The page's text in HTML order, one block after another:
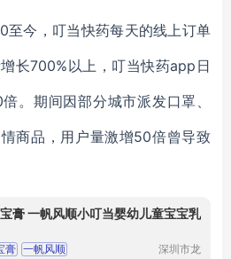
至今，叮当快药每天的线上订单
长700%以上，叮当快药app日
。期间因部分城市派发口罩、
商品，用户量激增50倍曾导致
膏 一帆风顺小叮当婴幼儿童宝宝乳
膏 一帆风顺
深圳市龙